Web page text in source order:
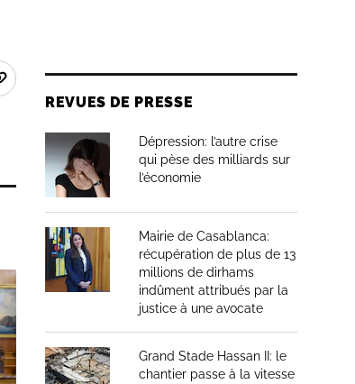
REVUES DE PRESSE
Dépression: l’autre crise
qui pèse des milliards sur
l’économie
Mairie de Casablanca:
récupération de plus de 13
millions de dirhams
indûment attribués par la
justice à une avocate
Grand Stade Hassan II: le
chantier passe à la vitesse